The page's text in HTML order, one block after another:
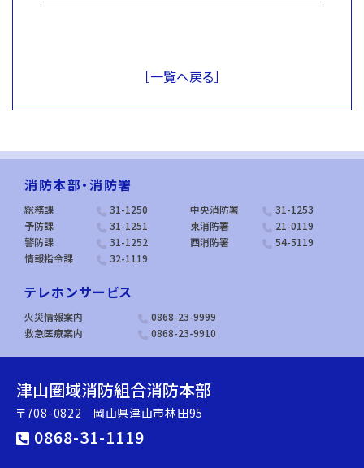
［一覧へ戻る］
消防本部・消防署
総務課 31-1250 中央消防署
31-1253
予防課
31-1251 東消防署
21-0119
警防課
31-1252 西消防署
54-5119
情報指令課
32-1119
テレホンサービス
火災情報案内
0868-23-9999
救急医療案内
0868-23-9910
津山圏域消防組合消防本部
〒708-0822 岡山県津山市林田95
0868-31-1119